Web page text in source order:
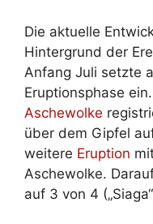
Die aktuelle
Hintergrund der
Anfang Juli setzte
Eruptionsphase
Aschewolke
über dem Gipfel
weitere Eruption
Aschewolke.
auf 3 von 4